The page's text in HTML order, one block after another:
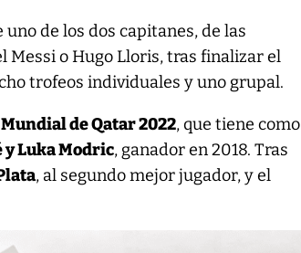
de los dos capitanes, de las
Messi o Hugo Lloris, tras finalizar el
trofeos individuales y uno grupal.
de Qatar 2022, que tiene como
y Luka Modric, ganador en 2018. Tras
, al segundo mejor jugador, y el